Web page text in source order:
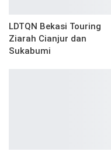
LDTQN Bekasi Touring
Ziarah Cianjur dan
Sukabumi